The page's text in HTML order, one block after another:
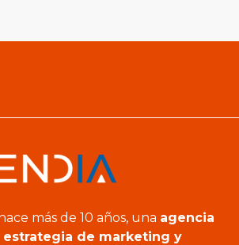
más de 10 años, una agencia
estrategia de marketing y